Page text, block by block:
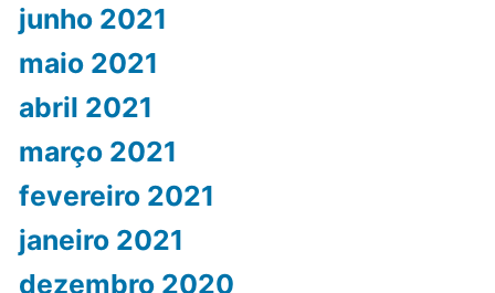
junho 2021
maio 2021
abril 2021
março 2021
fevereiro 2021
janeiro 2021
dezembro 2020